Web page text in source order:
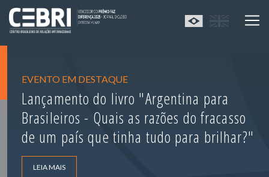
EVENTO EM DESTAQUE
Lançamento do livro "Argentina para
Brasileiros - Quais as razões do fracasso
de um país que tinha tudo para brilhar?"
LEIA MAIS